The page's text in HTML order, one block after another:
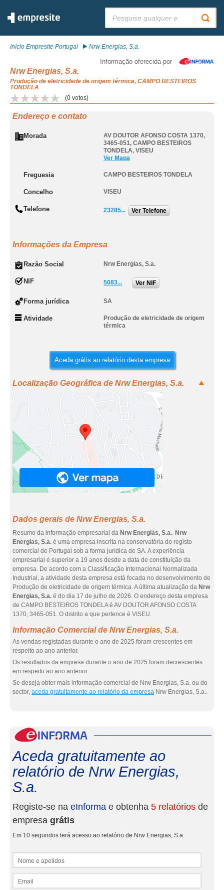
Início Empresite Portugal Nrw Energias, S.a.
Informação oferecida por
Nrw Energias, S.a.
Produção de eletricidade de origem térmica, CAMPO BESTEIROS
TONDELA
(0 votos)
Endereço e contato
Morada
AV DOUTOR AFONSO COSTA 1370,
3465-051, CAMPO BESTEIROS
TONDELA, VISEU
Ver Mapa
Freguesia CAMPO BESTEIROS TONDELA
Concelho VISEU
Telefone 23285... Ver Telefone
Informações da Empresa
Razão Social Nrw Energias, S.a.
NIF 5083... Ver NIF
Forma jurídica SA
Atividade
Produção de eletricidade de origem
térmica
Aceda grátis ao relatório desta empresa
Localização Geográfica de Nrw Energias, S.a.
Dados gerais de Nrw Energias, S.a.
Resumo da informação empresarial da Nrw Energias, S.a.. Nrw
Energias, S.a. é uma empresa inscrita na conservatória do registo
comercial de Portugal sob a forma jurídica de SA. A experiência
empresarial é superior a 19 anos desde a data de constituição da
empresa. De acordo com a Classificação Internacional Normalizada
Industrial, a atividade desta empresa está focada no desenvolvimento de
Produção de eletricidade de origem térmica. A última atualização da Nrw
Energias, S.a. é do dia 17 de julho de 2026. O endereço desta empresa
de CAMPO BESTEIROS TONDELA é AV DOUTOR AFONSO COSTA
1370, 3465-051. O distrito a que pertence é VISEU.
Informação Comercial de Nrw Energias, S.a.
As vendas registadas durante o ano de 2025 foram crescentes em
respeito ao ano anterior.
Os resultados da empresa durante o ano de 2025 foram decrescentes
em respeito ao ano anterior.
Se deseja obter mais informação comercial de Nrw Energias, S.a. ou do
sector, aceda gratuitamente ao relatório da empresa Nrw Energias, S.a..
Aceda gratuitamente ao
relatório de Nrw Energias,
S.a.
Registe-se na eInforma e obtenha 5 relatórios de
empresa grátis
Em 10 segundos terá acesso ao relatório de Nrw Energias, S.a.